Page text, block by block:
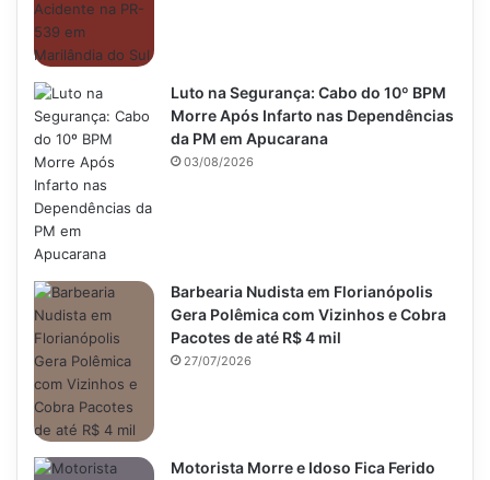
Luto na Segurança: Cabo do 10º BPM
Morre Após Infarto nas Dependências
da PM em Apucarana
03/08/2026
Barbearia Nudista em Florianópolis
Gera Polêmica com Vizinhos e Cobra
Pacotes de até R$ 4 mil
27/07/2026
Motorista Morre e Idoso Fica Ferido